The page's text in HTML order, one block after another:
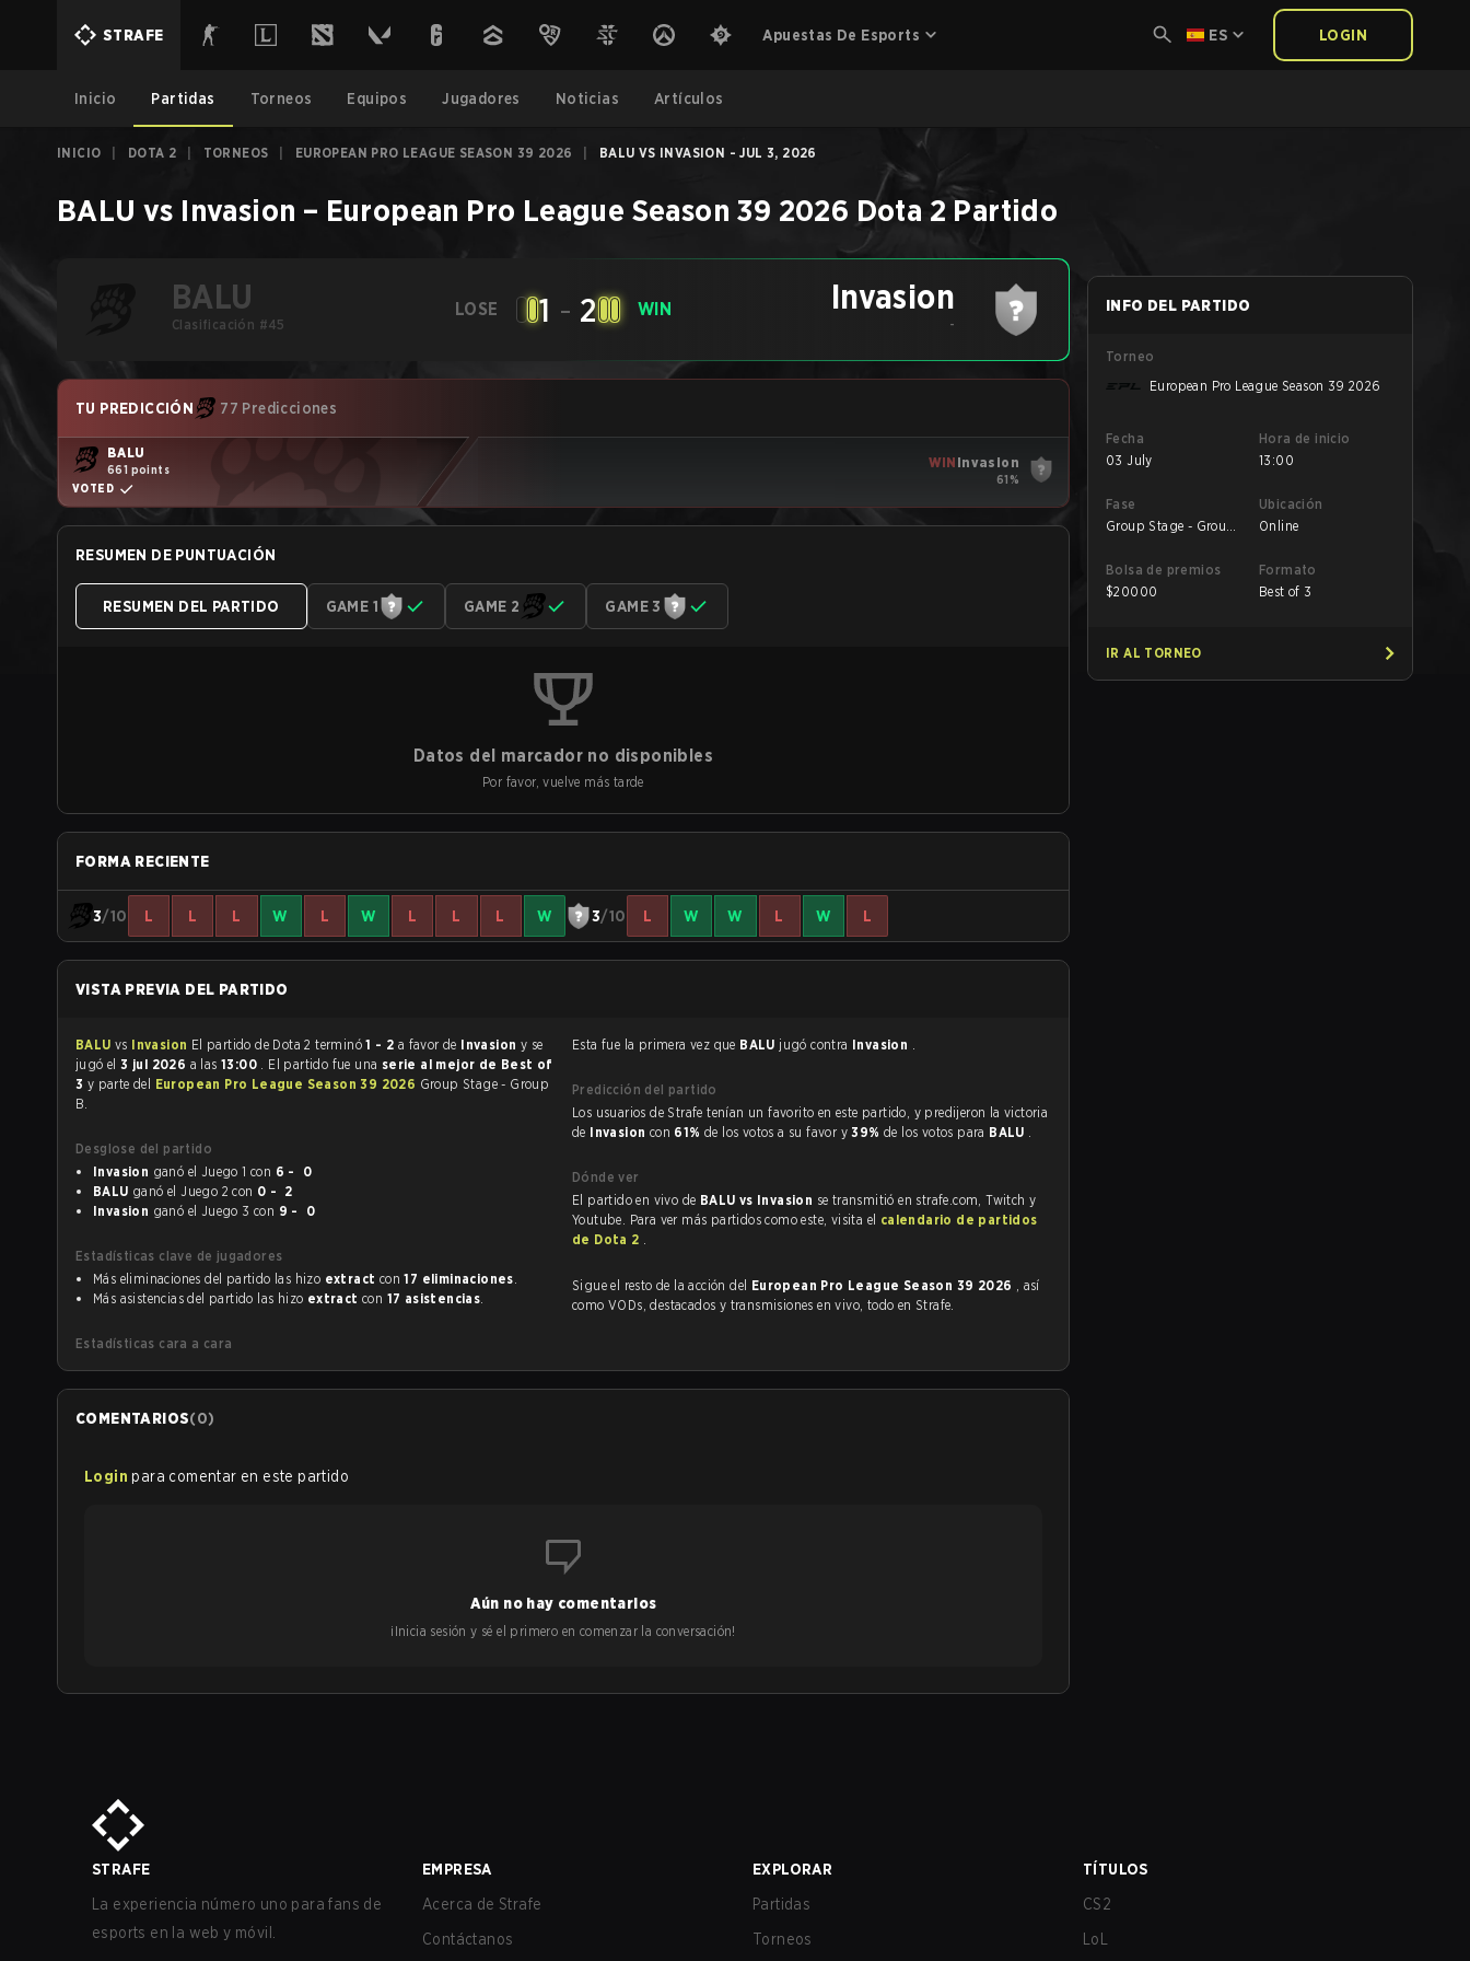
STRAFE Apuestas De Esports ES LOGIN
Inicio Partidas Torneos Equipos Jugadores Noticias Artículos
INICIO DOTA 2 TORNEOS EUROPEAN PRO LEAGUE SEASON 39 2026 BALU VS INVASION - JUL 3, 2026
BALU vs Invasion – European Pro League Season 39 2026 Dota 2 Partido
BALU
Clasificación #45
LOSE 1 - 2 WIN Invasion
-
TU PREDICCIÓN 77 Predicciones
BALU
661 points
VOTED
WIN Invasion
61%
RESUMEN DE PUNTUACIÓN
RESUMEN DEL PARTIDO GAME 1 GAME 2 GAME 3
Datos del marcador no disponibles
Por favor, vuelve más tarde
FORMA RECIENTE
3/10 L L L W L W L L L W 3/10 L W W L W L
VISTA PREVIA DEL PARTIDO
BALU vs Invasion El partido de Dota 2 terminó1 - 2 a favor de Invasion y se
jugó el3 jul 2026 a las 13:00 . El partido fue una serie al mejor de Best of
3 y parte del European Pro League Season 39 2026 Group Stage - Group
B.
Desglose del partido
Invasion
ganó el Juego 1 con
6 - 0
BALU
ganó el Juego 2 con
0 - 2
Invasion
ganó el Juego 3 con 9 - 0
Estadísticas clave de jugadores
Más eliminaciones del partido las hizo extract con17 eliminaciones.
Más asistencias del partido las hizo extract con 17 asistencias.
Estadísticas cara a cara
Esta fue la primera vez que BALU jugó contra Invasion .
Predicción del partido
Los usuarios de Strafe tenían un favorito en este partido, y predijeron la victoria
de Invasion con 61% de los votos a su favor y39% de los votos para BALU .
Dónde ver
El partido en vivo de BALU vs Invasion se transmitió en strafe.com, Twitch y
Youtube. Para ver más partidos como este, visita el calendario de partidos
de Dota 2 .
Sigue el resto de la acción del European Pro League Season 39 2026 , así
como VODs, destacados y transmisiones en vivo, todo en Strafe.
COMENTARIOS(0)
Login para comentar en este partido
Aún no hay comentarios
¡Inicia sesión y sé el primero en comenzar la conversación!
INFO DEL PARTIDO
Torneo
European Pro League Season 39 2026
Fecha
03 July
Hora de inicio
13:00
Fase
Group Stage - Group
Ubicación
Online
Bolsa de premios
$20000
Formato
Best of 3
IR AL TORNEO
STRAFE
La experiencia número uno para fans de
esports en la web y móvil.
EMPRESA
Acerca de Strafe
Contáctanos
EXPLORAR
Partidas
Torneos
TÍTULOS
CS2
LoL